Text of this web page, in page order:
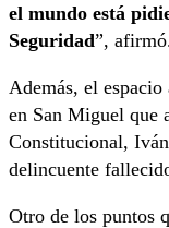
el mundo está
Seguridad”,
Además, el
en San Miguel que
Constitucional,
delincuente
Otro de los puntos